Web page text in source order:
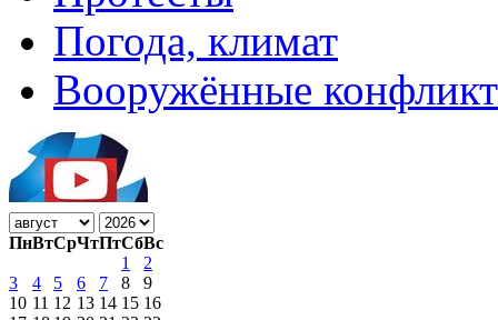
Погода, климат
Вооружённые
ПнВтСрЧтПтСбВс
1
2
3
4 5 6 7 8
9
10 11 12 13 14 15 16